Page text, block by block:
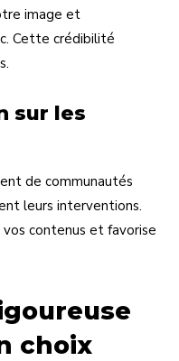
image et
Cette crédibilité
sur les
de communautés
leurs interventions.
contenus et favorise
choix